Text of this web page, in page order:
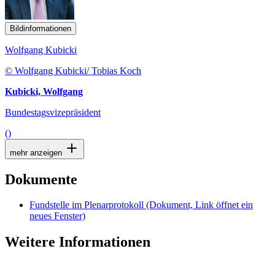
Bildinformationen
Wolfgang Kubicki
© Wolfgang Kubicki/ Tobias Koch
Kubicki, Wolfgang
Bundestagsvizepräsident
()
mehr anzeigen
Dokumente
Fundstelle im Plenarprotokoll (Dokument, Link öffnet ein
neues Fenster)
Weitere Informationen